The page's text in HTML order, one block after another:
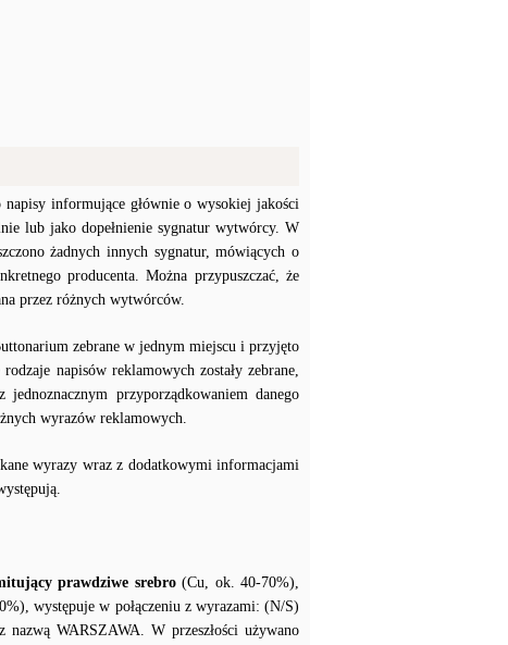
informujące głównie o wysokiej jakości
lub jako dopełnienie sygnatur wytwórcy. W
żadnych innych sygnatur, mówiących o
producenta. Można przypuszczać, że
przez różnych wytwórców.
zebrane w jednym miejscu i przyjęto
rodzaje napisów reklamowych zostały zebrane,
przyporządkowaniem danego
wyrazów reklamowych.
wyrazy wraz z dodatkowymi informacjami
prawdziwe srebro(Cu, ok. 40-70%),
występuje w połączeniu z wyrazami: (N/S)
WARSZAWA. W przeszłości używano